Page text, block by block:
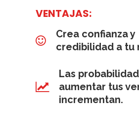
VENTAJAS:
Crea confianza y
credibilidad a tu
Las
aumentar tus
incrementan.